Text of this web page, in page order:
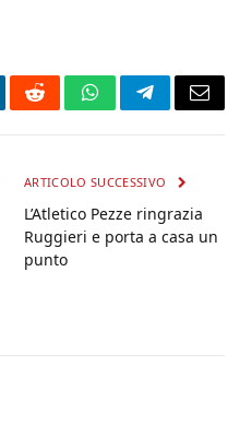
RedditWhatsAppTelegramEmail
ARTICOLO SUCCESSIVO
L’Atletico Pezze ringrazia
Ruggieri e porta a casa un
punto